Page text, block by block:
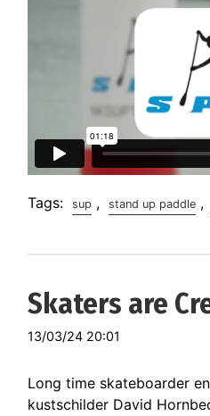
Tags: sup , stand up paddle ,
Skaters are
13/03/24 20:01
Long time skateboarder
kustschilder David